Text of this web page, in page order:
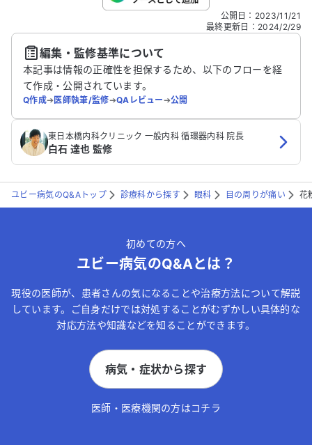
こちらは送信専用のフォームです。氏名やご自身の病気の詳細な
送信する
公開日 ： 2023/11/21
最終更新日 ： 2024/2/29
編集・監修基準について
本記事は情報の正確性を担保するため、以下のフローを経
て作成・公開されています。
Q作成➔医師執筆/監修➔QAレビュー➔公開
東日本橋内科クリニック 一般内科 循環器内科 院長
白石 達也 監修
ユビー病気のQ&Aトップ 診療科から探す 眼科 目の周りが痛い 花
初めての方へ
ユビー病気のQ&Aとは？
現役の医師が、患者さんの気になることや治療方法について解説
しています。ご自身だけでは対処することがむずかしい具体的な
対応方法や知識などを知ることができます。
病気・症状から探す
医師・医療機関の方はコチラ